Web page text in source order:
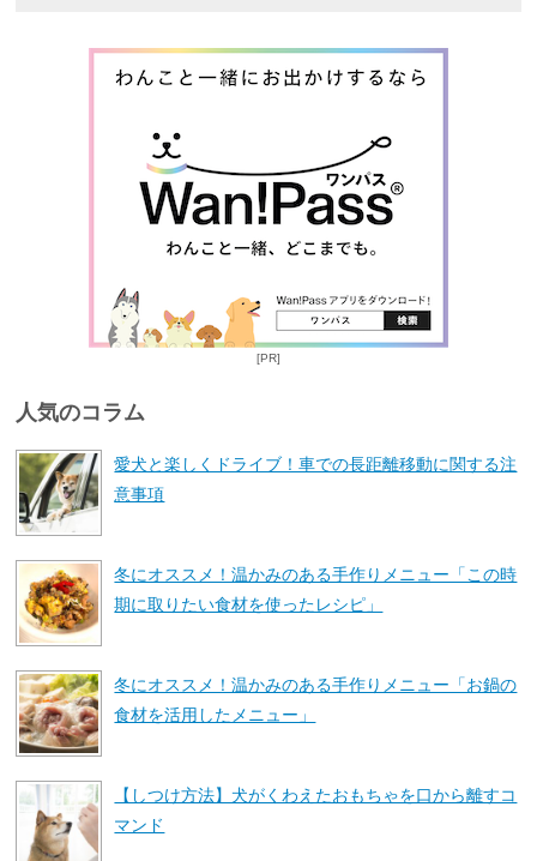
[PR]
人気のコラム
愛犬と楽しくドライブ！車での長距離移動に関する注
意事項
冬にオススメ！温かみのある手作りメニュー「この時
期に取りたい食材を使ったレシピ」
冬にオススメ！温かみのある手作りメニュー「お鍋の
食材を活用したメニュー」
【しつけ方法】犬がくわえたおもちゃを口から離すコ
マンド